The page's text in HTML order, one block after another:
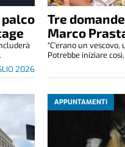
palco
2026
Tre
Marco
“C’erano un
Potrebbe iniziare
APPUNTAMENTI